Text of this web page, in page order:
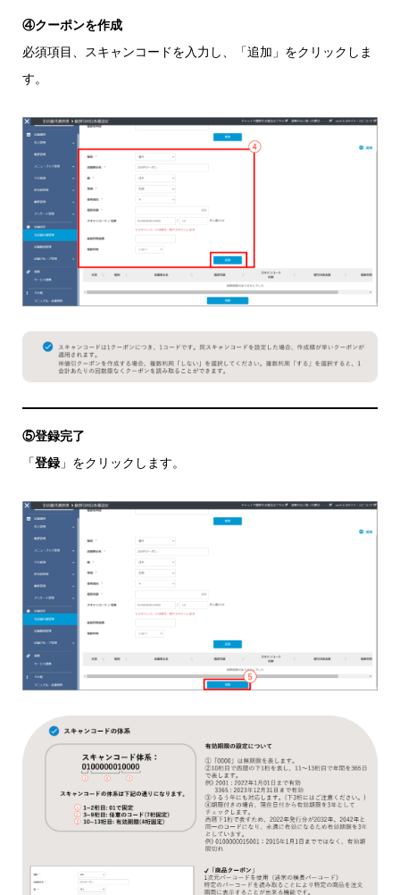
④クーポンを作成
必須項目、スキャンコードを入力し、「追加」をクリックしま
す。
⑤登録完了
「登録 」をクリックします。